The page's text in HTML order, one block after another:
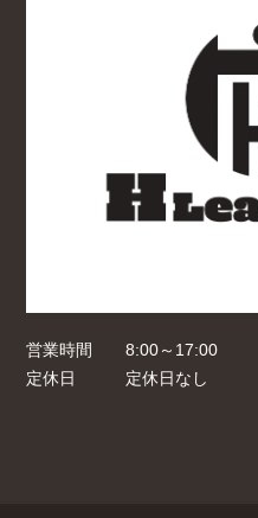
営業時間
8:00～17:00
定休日
定休日なし